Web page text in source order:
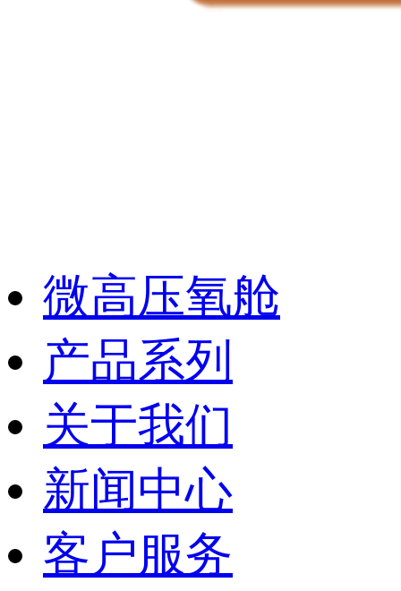
微高压氧舱
产品系列
关于我们
新闻中心
客户服务